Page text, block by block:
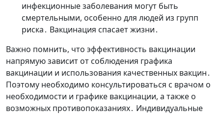
инфекционные заболевания могут быть
смертельными, особенно для людей из групп
риска․ Вакцинация спасает жизни․
Важно помнить, что эффективность вакцинации
напрямую зависит от соблюдения графика
вакцинации и использования качественных вакцин․
Поэтому необходимо консультироваться с врачом о
необходимости и графике вакцинации, а также о
возможных противопоказаниях․ Индивидуальные